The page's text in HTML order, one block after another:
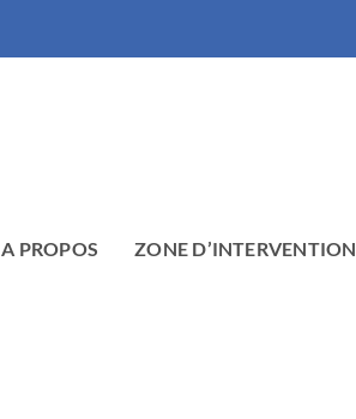
A PROPOS ZONE D’INTERVENTION